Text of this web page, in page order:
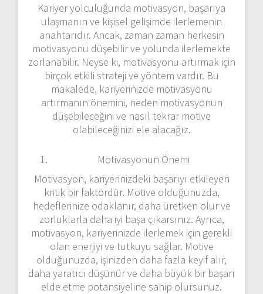
Kariyer yolculuğunda motivasyon, başarıya
ulaşmanın ve kişisel gelişimde ilerlemenin
anahtarıdır. Ancak, zaman zaman herkesin
motivasyonu düşebilir ve yolunda ilerlemekte
zorlanabilir. Neyse ki, motivasyonu artırmak için
birçok etkili strateji ve yöntem vardır. Bu
makalede, kariyerinizde motivasyonu
artırmanın önemini, neden motivasyonun
düşebileceğini ve nasıl tekrar motive
olabileceğinizi ele alacağız.
Motivasyonun Önemi
Motivasyon, kariyerinizdeki başarıyı etkileyen
kritik bir faktördür. Motive olduğunuzda,
hedeflerinize odaklanır, daha üretken olur ve
zorluklarla daha iyi başa çıkarsınız. Ayrıca,
motivasyon, kariyerinizde ilerlemek için gerekli
olan enerjiyi ve tutkuyu sağlar. Motive
olduğunuzda, işinizden daha fazla keyif alır,
daha yaratıcı düşünür ve daha büyük bir başarı
elde etme potansiyeline sahip olursunuz.